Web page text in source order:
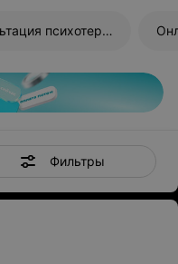
Онлайн-консультация психотерапевта
Фильтры